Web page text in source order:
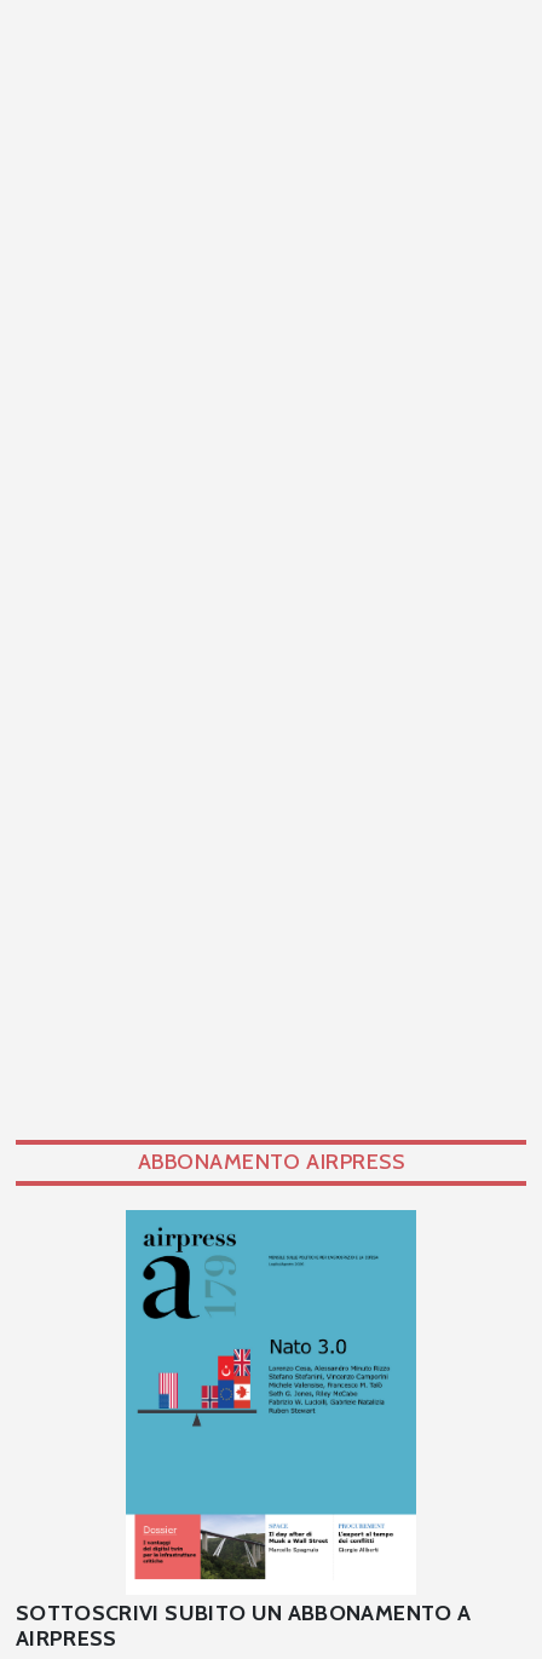
ABBONAMENTO AIRPRESS
SOTTOSCRIVI SUBITO UN ABBONAMENTO A
AIRPRESS